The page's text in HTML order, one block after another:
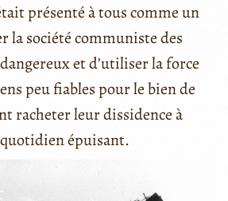
présenté à tous comme un
la société communiste des
et d’utiliser la force
peu fiables pour le bien de
racheter leur dissidence à
épuisant.